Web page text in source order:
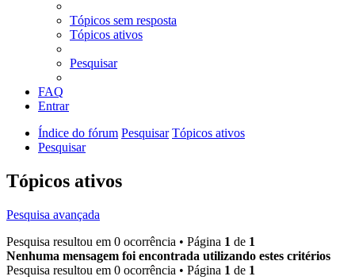
Tópicos sem resposta
Tópicos ativos
Pesquisar
FAQ
Entrar
Índice do fórum Pesquisar Tópicos ativos
Pesquisar
Tópicos ativos
Pesquisa avançada
Pesquisa resultou em 0 ocorrência • Página 1 de 1
Nenhuma mensagem foi encontrada utilizando estes critérios
Pesquisa resultou em 0 ocorrência • Página 1 de 1